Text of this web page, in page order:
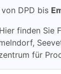
DPD bis
finden Sie
für